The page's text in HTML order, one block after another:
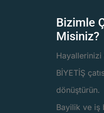
Bizimle
Misiniz?
BİYETİŞ
dönüştürün.
Bayilik ve iş